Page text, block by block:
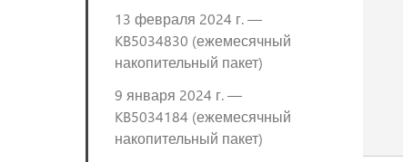
13 февраля 2024 г. —
KB5034830 (ежемесячный
накопительный пакет)
9 января 2024 г. —
KB5034184 (ежемесячный
накопительный пакет)